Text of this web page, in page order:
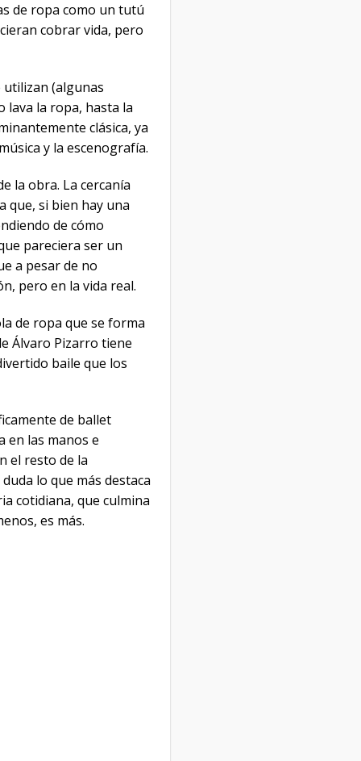
de ropa como un tutú
cobrar vida, pero
utilizan (algunas
lava la ropa, hasta la
clásica, ya
y la escenografía.
la obra. La cercanía
que, si bien hay una
de cómo
pareciera ser un
a pesar de no
pero en la vida real.
de ropa que se forma
Álvaro Pizarro tiene
baile que los
de ballet
en las manos e
el resto de la
lo que más destaca
cotidiana, que culmina
es más.